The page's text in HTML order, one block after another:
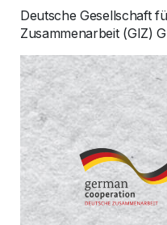
Deutsche Gesellschaft
Zusammenarbeit (GIZ)